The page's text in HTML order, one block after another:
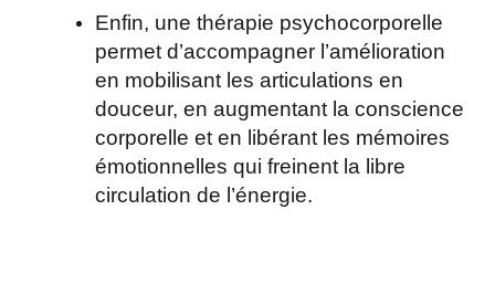
Enfin, une thérapie psychocorporelle
permet d’accompagner l’amélioration
en mobilisant les articulations en
douceur, en augmentant la conscience
corporelle et en libérant les mémoires
émotionnelles qui freinent la libre
circulation de l’énergie.